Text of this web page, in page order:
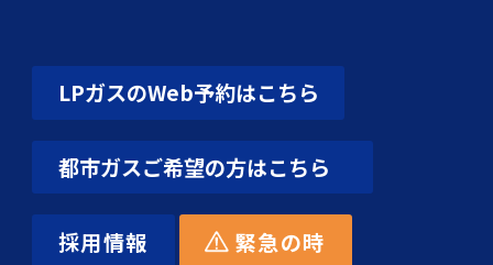
LPガスのWeb予約はこちら
都市ガスご希望の方はこちら
採用情報 緊急の時